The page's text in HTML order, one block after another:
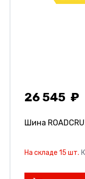
26 545
Шина
На складе 15 шт.